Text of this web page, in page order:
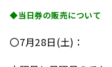
◆当日券の販売について
〇7月28日(土)：